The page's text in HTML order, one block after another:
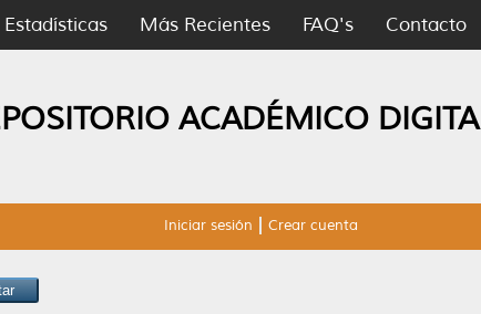
Estadísticas Más Recientes FAQ's Contacto
ACADÉMICO
Iniciar sesión Crear cuenta